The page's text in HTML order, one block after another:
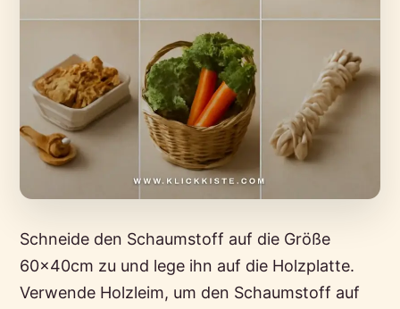
Schneide den Schaumstoff auf die Größe
60x40cm zu und lege ihn auf die Holzplatte.
Verwende Holzleim, um den Schaumstoff auf